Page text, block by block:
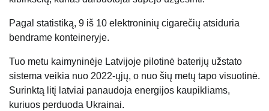
Pagal statistiką, 9 iš 10 elektroninių cigarečių atsiduria
bendrame konteineryje.
Tuo metu kaimyninėje Latvijoje pilotinė baterijų užstato
sistema veikia nuo 2022-ųjų, o nuo šių metų tapo visuotinė.
Surinktą litį latviai panaudoja energijos kaupikliams,
kuriuos perduoda Ukrainai.